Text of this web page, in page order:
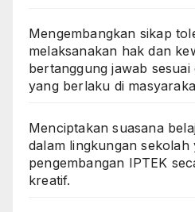
Mengembangkan sikap
melaksanakan hak dan
bertanggung jawab
yang berlaku di
Menciptakan suasana
dalam lingkungan
pengembangan IPTEK
kreatif.